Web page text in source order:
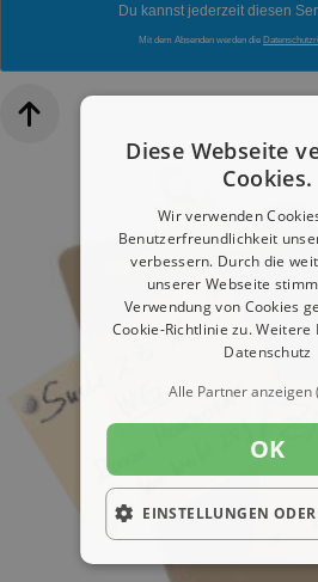
Du kannst jederzeit diesen
Mit dem Absenden werden die
Diese Webseite
Cookies.
Wir verwenden
Benutzerfreundlichkeit
verbessern. Durch die
unserer Webseite
Verwendung von Cookies
Cookie-Richtlinie zu.Weitere
Datenschutz
Alle Partner anzeigen
OK
EINSTELLUNGEN